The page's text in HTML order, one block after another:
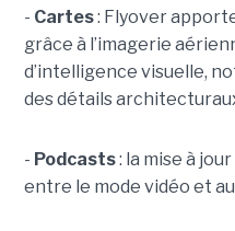
- Cartes: Flyover
grâce à l’imagerie
d’intelligence visuelle,
des détails
- Podcasts: la mise à
entre le mode vidéo et